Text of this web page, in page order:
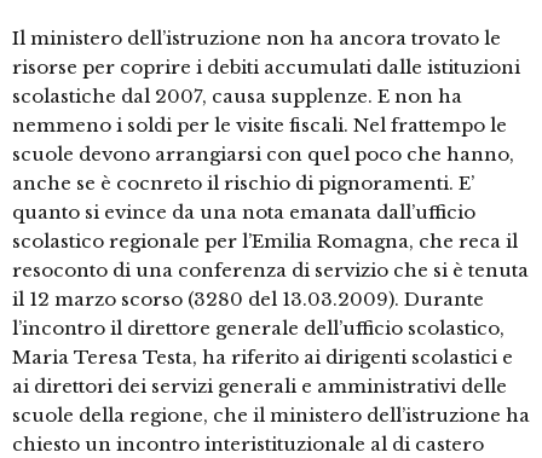
Il ministero dell’istruzione non ha ancora trovato le
risorse per coprire i debiti accumulati dalle istituzioni
scolastiche dal 2007, causa supplenze. E non ha
nemmeno i soldi per le visite fiscali. Nel frattempo le
scuole devono arrangiarsi con quel poco che hanno,
anche se è cocnreto il rischio di pignoramenti. E’
quanto si evince da una nota emanata dall’ufficio
scolastico regionale per l’Emilia Romagna, che reca il
resoconto di una conferenza di servizio che si è tenuta
il 12 marzo scorso (3280 del 13.03.2009). Durante
l’incontro il direttore generale dell’ufficio scolastico,
Maria Teresa Testa, ha riferito ai dirigenti scolastici e
ai direttori dei servizi generali e amministrativi delle
scuole della regione, che il ministero dell’istruzione ha
chiesto un incontro interistituzionale al di castero